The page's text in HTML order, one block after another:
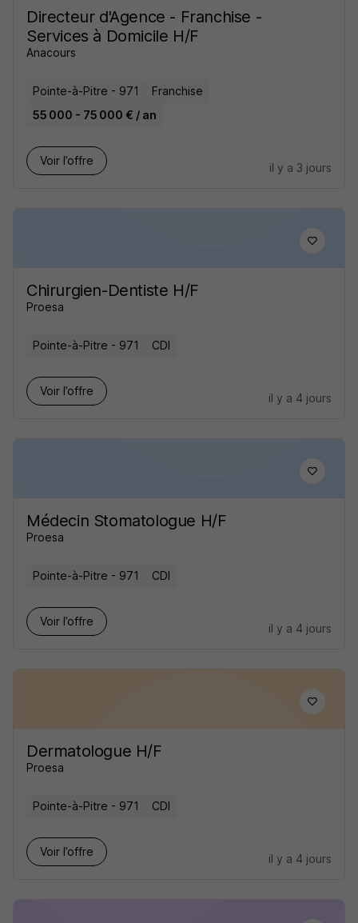
Directeur d'Agence - Franchise -
Services à Domicile H/F
Anacours
Pointe-à-Pitre - 971
Franchise
55 000 - 75 000 € / an
Voir l’offre
il y a 3 jours
Chirurgien-Dentiste H/F
Proesa
Pointe-à-Pitre - 971 CDI
Voir l’offre
il y a 4 jours
Médecin Stomatologue H/F
Proesa
Pointe-à-Pitre - 971 CDI
Voir l’offre
il y a 4 jours
Dermatologue H/F
Proesa
Pointe-à-Pitre - 971 CDI
Voir l’offre
il y a 4 jours